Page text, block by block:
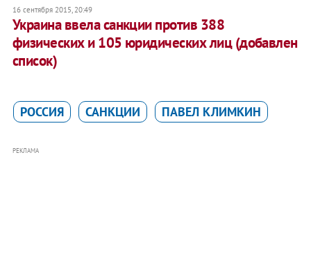
16 сентября 2015, 20:49
Украина ввела санкции против 388
физических и 105 юридических лиц (добавлен
список)
РОССИЯ САНКЦИИ ПАВЕЛ КЛИМКИН
РЕКЛАМА